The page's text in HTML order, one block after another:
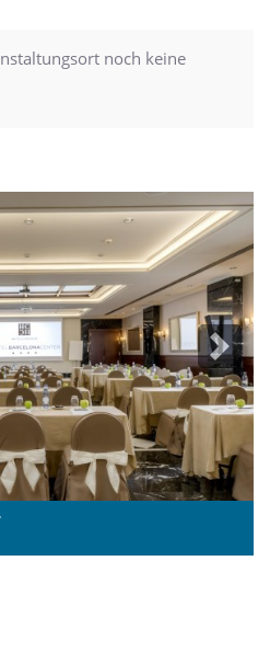
noch keine
Next